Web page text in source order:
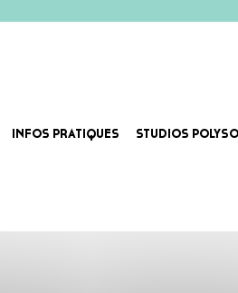
INFOS PRATIQUES STUDIOS